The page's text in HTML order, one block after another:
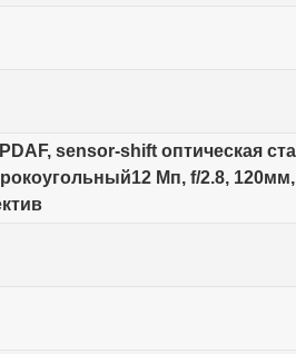
sensor-shift оптическая
Мп, f/2.8,